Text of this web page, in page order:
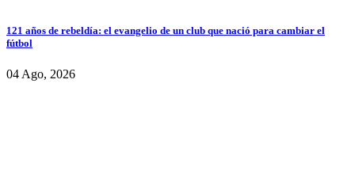
121 años de rebeldía: el evangelio de un club que nació para cambiar el
fútbol
04 Ago, 2026